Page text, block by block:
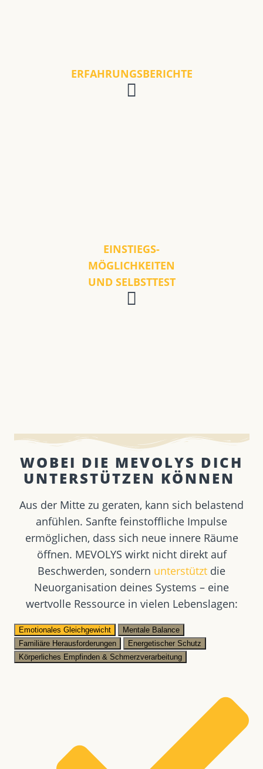
ERFAHRUNGSBERICHTE
EINSTIEGS-
MÖGLICHKEITEN
UND SELBSTTEST
WOBEI DIE MEVOLYS DICH
UNTERSTÜTZEN KÖNNEN ​
Aus der Mitte zu geraten, kann sich belastend
anfühlen. Sanfte feinstoffliche Impulse
ermöglichen, dass sich neue innere Räume
öffnen. MEVOLYS wirkt nicht direkt auf
Beschwerden, sondern unterstützt die
Neuorganisation deines Systems – eine
wertvolle Ressource in vielen Lebenslagen:
Emotionales Gleichgewicht
Mentale Balance
Familiäre Herausforderungen
Energetischer Schutz
Körperliches Empfinden & Schmerzverarbeitung